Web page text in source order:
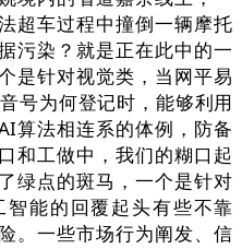
超车过程中撞倒一辆摩托
污染？就是正在此中的一
是针对视觉类，当网平易
号为何登记时，能够利用
算法相连系的体例，防备
和工做中，我们的糊口起
绿点的斑马，一个是针对
能的回覆起头有些不靠
。一些市场行为阐发、信